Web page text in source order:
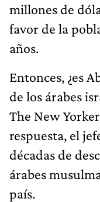
millones de
favor de la
años.
Entonces, ¿es
de los árabes
The New
respuesta, el
décadas de
árabes
país.